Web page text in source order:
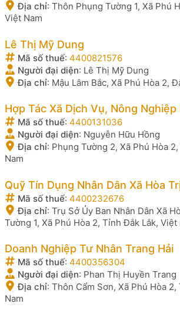
Địa chỉ: Thôn Phụng Tường 1, Xã Phú
Việt Nam
Lê Thị Mỹ Dung
Mã số thuế: 4400821576
Người đại diện: Lê Thị Mỹ Dung
Địa chỉ: Mậu Lâm Bắc, Xã Phú Hòa 2,
Hợp Tác Xã Dịch Vụ, Nông Nghiệp
Mã số thuế: 4400131036
Người đại diện: Nguyễn Hữu Hồng
Địa chỉ: Phụng Tường 2, Xã Phú Hòa
Nam
Quỹ Tín Dụng Nhân Dân Xã Hòa
Mã số thuế: 4400232676
Địa chỉ: Trụ Sở Ủy Ban Nhân Dân Xã
Tường 1, Xã Phú Hòa 2, Tỉnh Đắk Lắk, Việt
Doanh Nghiệp Tư Nhân Trang Hải
Mã số thuế: 4400356304
Người đại diện: Phan Thị Huyền Trang
Địa chỉ: Thôn Cẩm Sơn, Xã Phú Hòa
Nam